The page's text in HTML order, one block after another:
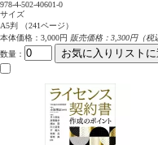
978-4-502-40601-0
サイズ
A5判 （241ページ）
本体価格：3,000円 販売価格：3,300円（税
数量 ： お気に入りリスト